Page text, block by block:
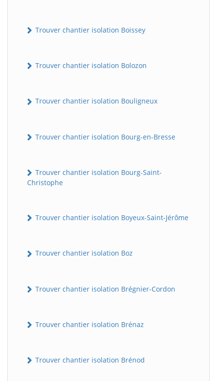
Trouver chantier isolation Boissey
Trouver chantier isolation Bolozon
Trouver chantier isolation Bouligneux
Trouver chantier isolation Bourg-en-Bresse
Trouver chantier isolation Bourg-Saint-
Christophe
Trouver chantier isolation Boyeux-Saint-Jérôme
Trouver chantier isolation Boz
Trouver chantier isolation Brégnier-Cordon
Trouver chantier isolation Brénaz
Trouver chantier isolation Brénod